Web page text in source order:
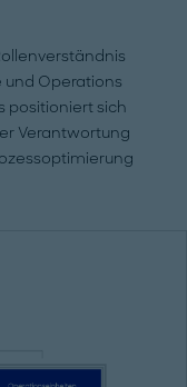
und Operations
positioniert sich
Verantwortung